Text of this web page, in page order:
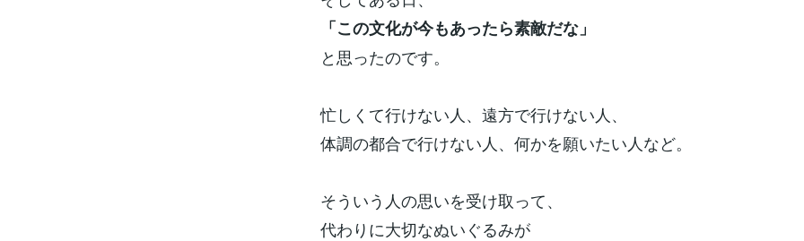
「この文化が今もあったら素敵だな」
と思ったのです。
忙しくて行けない人、遠方で行けない人、
体調の都合で行けない人、何かを願いたい人など。
そういう人の思いを受け取って、
代わりに大切なぬいぐるみが